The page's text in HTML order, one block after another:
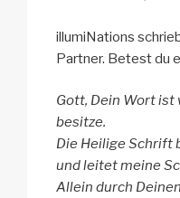
illumiNations
Partner. Betest du
Gott, Dein Wort ist
besitze.
Die Heilige Schrift
und leitet meine
Allein durch